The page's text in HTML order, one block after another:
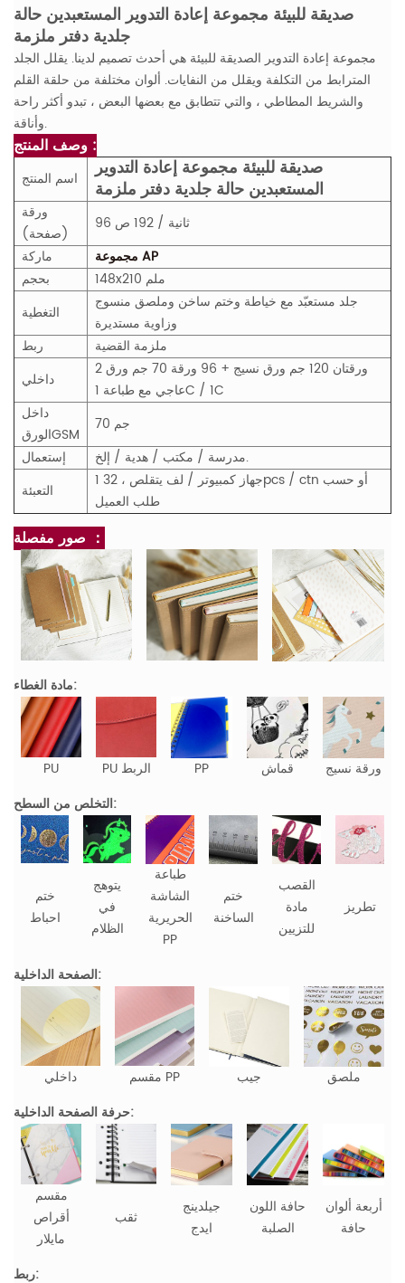
صديقة للبيئة مجموعة إعادة التدوير المستعبدين حالة
جلدية دفتر ملزمة
مجموعة إعادة التدوير الصديقة للبيئة هي أحدث تصميم لدينا. يقلل الجلد
المترابط من التكلفة ويقلل من النفايات. ألوان مختلفة من حلقة القلم
والشريط المطاطي ، والتي تتطابق مع بعضها البعض ، تبدو أكثر راحة
وأناقة.
وصف المنتج :
اسم المنتج
صديقة للبيئة مجموعة إعادة التدوير
المستعبدين حالة جلدية دفتر ملزمة
ورقة
(صفحة)
96 ثانية / 192 ص
ماركة
مجموعة AP
بحجم
148x210 ملم
التغطية
جلد مستعبّد مع خياطة وختم ساخن وملصق منسوج
وزاوية مستديرة
ربط
ملزمة القضية
داخلي
2 ورقتان 120 جم ورق نسيج + 96 ورقة 70 جم ورق
عاجي مع طباعة 1C / 1C
داخل
الورقGSM
70 جم
إستعمال
مدرسة / مكتب / هدية / إلخ.
التعبئة
1 جهاز كمبيوتر / لف يتقلص ، 32pcs / ctn أو حسب
طلب العميل
صور مفصلة ：
مادة الغطاء:
PU PU الربط PP قماش
ورقة نسيج
التخلص من السطح:
ختم
احباط
يتوهج
في
الظلام
طباعة
الشاشة
الحريرية
PP
ختم
الساخنة
القصب
مادة
للتزيين
تطريز
الصفحة الداخلية:
داخلي مقسم PP جيب
ملصق
حرفة الصفحة الداخلية:
مقسم
أقراص
مايلار
ثقب
جيلدينج
ايدج
حافة اللون
الصلبة
أربعة ألوان
حافة
ربط: